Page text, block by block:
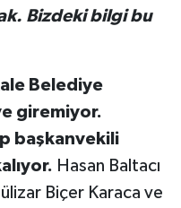
Bizdeki bilgi bu
Belediye
giremiyor.
başkanvekili
Hasan Baltacı
Biçer Karaca ve